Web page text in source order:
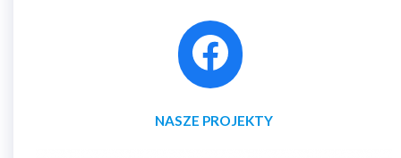
NASZE PROJEKTY